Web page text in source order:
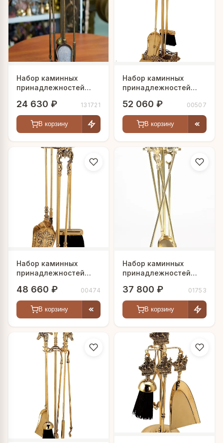
Набор каминных
принадлежностей
24 630 ₽ 131721
В корзину
Набор каминных
принадлежностей
52 060 ₽ 00507
В корзину
Набор каминных
принадлежностей
48 660 ₽ 00474
В корзину
Набор каминных
принадлежностей
37 800 ₽ 01753
В корзину